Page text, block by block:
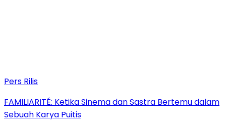
Pers Rilis
FAMILIARITÉ: Ketika Sinema dan Sastra Bertemu dalam
Sebuah Karya Puitis